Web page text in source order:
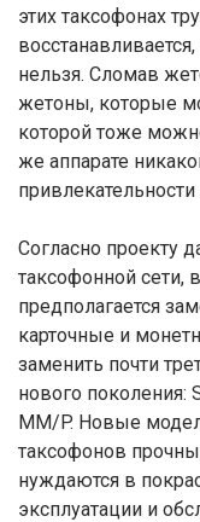
этих таксофонах
нельзя. Сломав
жетоны, которые
которой тоже
же аппарате
привлекательности
Согласно проекту
таксофонной
предполагается
карточные и
заменить почти
нового поколения:
MM/P. Новые
таксофонов
нуждаются в
эксплуатации и